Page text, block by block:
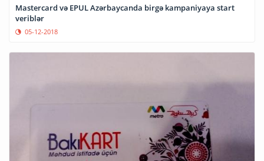
Mastercard və EPUL Azərbaycanda birgə kampaniyaya start
veriblər
05-12-2018